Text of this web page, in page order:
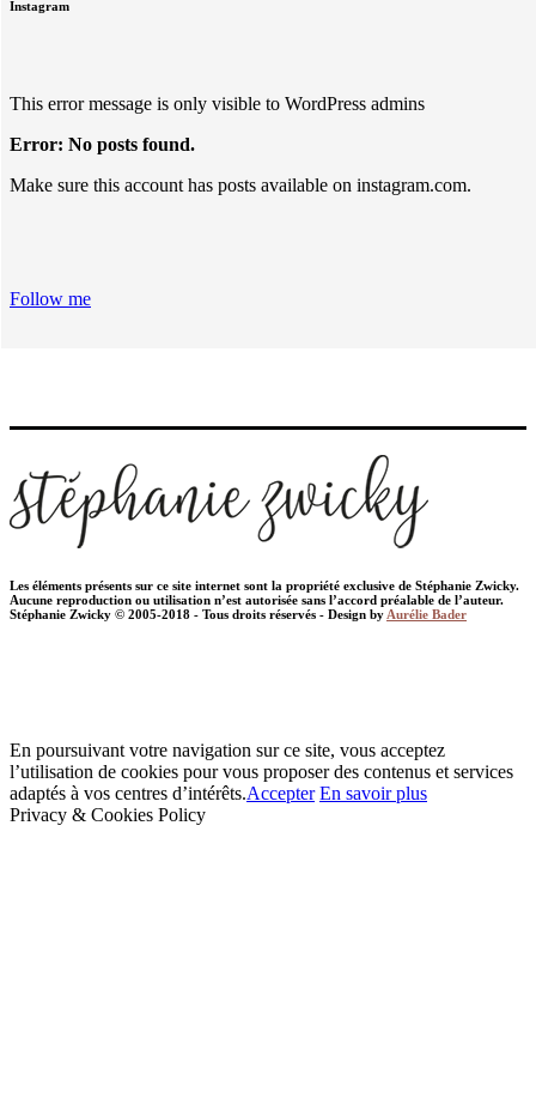
Instagram
This error message is only visible to WordPress admins
Error: No posts found.
Make sure this account has posts available on instagram.com.
Follow me
Les éléments présents sur ce site internet sont la propriété exclusive de Stéphanie Zwicky.
Aucune reproduction ou utilisation n’est autorisée sans l’accord préalable de l’auteur.
Stéphanie Zwicky © 2005-2018 - Tous droits réservés - Design by Aurélie Bader
En poursuivant votre navigation sur ce site, vous acceptez
l’utilisation de cookies pour vous proposer des contenus et services
adaptés à vos centres d’intérêts.Accepter En savoir plus
Privacy & Cookies Policy